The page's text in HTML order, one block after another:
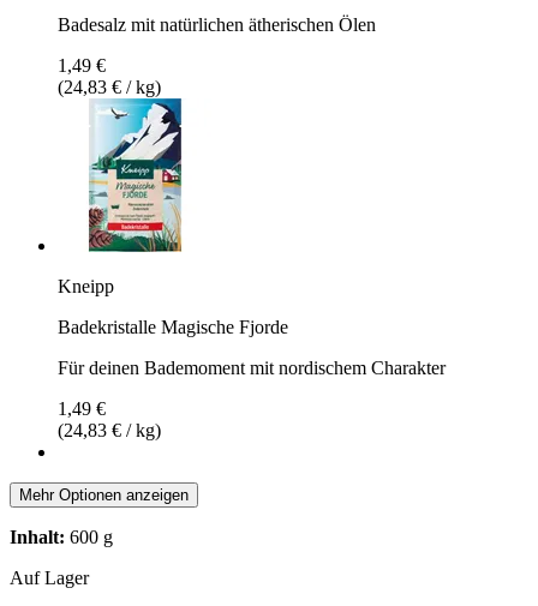
Badesalz mit natürlichen ätherischen Ölen
1,49 €
(24,83 € / kg)
Kneipp
Badekristalle Magische Fjorde
Für deinen Bademoment mit nordischem Charakter
1,49 €
(24,83 € / kg)
Mehr Optionen anzeigen
Inhalt: 600 g
Auf Lager